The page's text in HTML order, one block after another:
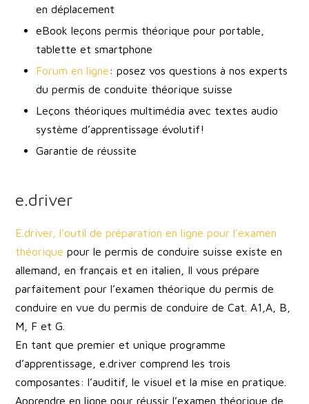
en déplacement
eBook leçons permis théorique pour portable,
tablette et smartphone
Forum en ligne: posez vos questions à nos experts
du permis de conduite théorique suisse
Leçons théoriques multimédia avec textes audio
système d’apprentissage évolutif!
Garantie de réussite
e.driver
E.driver, l’outil de préparation en ligne pour l’examen
théorique pour le permis de conduire suisse existe en
allemand, en français et en italien, Il vous prépare
parfaitement pour l’examen théorique du permis de
conduire en vue du permis de conduire de Cat. A1,A, B,
M, F et G.
En tant que premier et unique programme
d’apprentissage, e.driver comprend les trois
composantes: l’auditif, le visuel et la mise en pratique.
Apprendre en ligne pour réussir l’examen théorique de